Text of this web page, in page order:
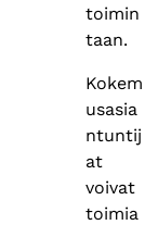
toimin
taan.
Kokem
usasia
ntuntij
at
voivat
toimia